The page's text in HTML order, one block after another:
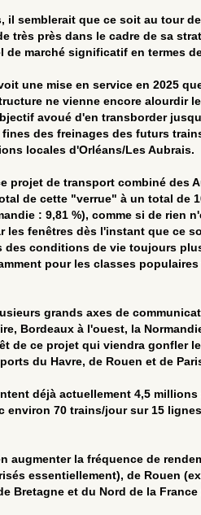
il semblerait que ce soit au tour
très près dans le cadre de sa
marché significatif en termes
une mise en service en 2025
ne vienne encore alourdir
avoué d'en transborder
des freinages des futurs
locales d'Orléans/Les Aubrais.
projet de transport combiné des
de cette "verrue" à un total de
: 9,81 %), comme si de rien
fenêtres dès l'instant que ce
conditions de vie toujours
pour les classes
grands axes de
Bordeaux à l'ouest, la
de ce projet qui viendra gonfler
du Havre, de Rouen et de
déjà actuellement 4,5
environ 70 trains/jour sur 15
augmenter la fréquence de
essentiellement), de Rouen
Bretagne et du Nord de la